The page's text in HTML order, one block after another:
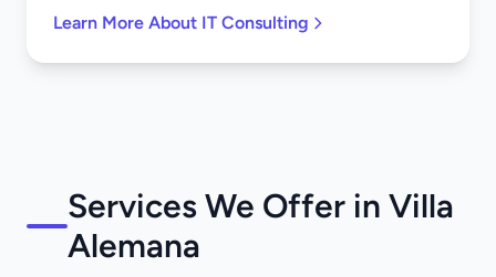
Learn More About IT Consulting
Services We Offer in Villa
Alemana